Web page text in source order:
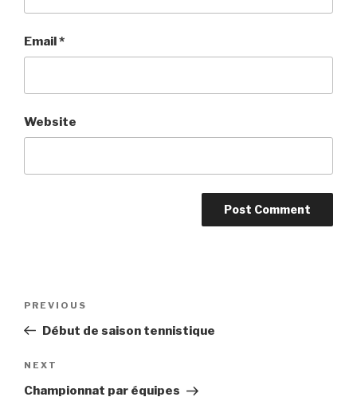
Email*
Website
Previous
Post
PREVIOUS
Début de saison tennistique
Next
Post
NEXT
Championnat par équipes